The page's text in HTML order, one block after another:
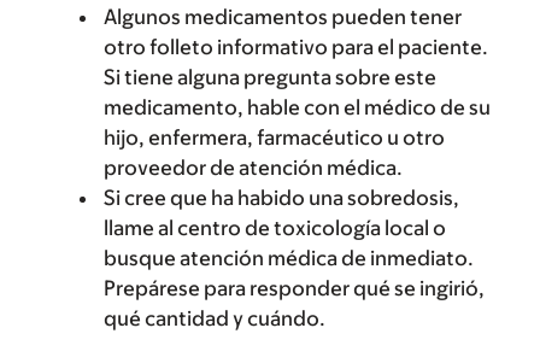
Algunos medicamentos pueden tener
otro folleto informativo para el paciente.
Si tiene alguna pregunta sobre este
medicamento, hable con el médico de su
hijo, enfermera, farmacéutico u otro
proveedor de atención médica.
Si cree que ha habido una sobredosis,
llame al centro de toxicología local o
busque atención médica de inmediato.
Prepárese para responder qué se ingirió,
qué cantidad y cuándo.